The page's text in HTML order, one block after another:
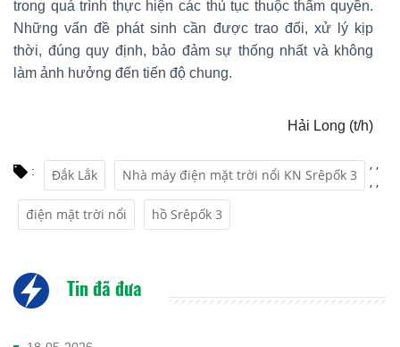
trong quá trình thực hiện các thủ tục thuộc thẩm quyền.
Những vấn đề phát sinh cần được trao đổi, xử lý kịp
thời, đúng quy định, bảo đảm sự thống nhất và không
làm ảnh hưởng đến tiến độ chung.
Hải Long (t/h)
: Đắk Lắk
,
Nhà máy điện mặt trời nổi KN Srêpốk 3
,
điện mặt trời nổi
,
hồ Srêpốk 3
,
Tin đã đưa